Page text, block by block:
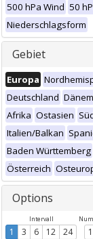
500 hPa Wind 50
Niederschlagsform
Gebiet
Europa
Deutschland
Afrika Ostasien
Italien/Balkan
Baden Württemberg
Österreich
Options
Intervall
1 3 6 12 24 1